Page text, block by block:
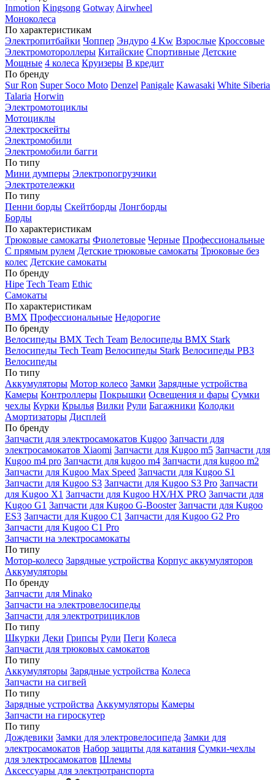
Inmotion Kingsong Gotway Airwheel
Моноколеса
По характеристикам
Электропитбайки Чоппер Эндуро 4 Kw Взрослые Кроссовые
Электромотороллеры Китайские Спортивные Детские
Мощные 4 колеса Круизеры В кредит
По бренду
Sur Ron Super Soco Moto Denzel Panigale Kawasaki White Siberia
Talaria Horwin
Электромотоциклы
Мотоциклы
Электроскейты
Электромобили
Электромобили багги
По типу
Мини думперы Электропогрузчики
Электротележки
По типу
Пенни борды Скейтборды Лонгборды
Борды
По характеристикам
Трюковые самокаты Фиолетовые Черные Профессиональные
С прямым рулем Детские трюковые самокаты Трюковые без
колес Детские самокаты
По бренду
Hipe Tech Team Ethic
Самокаты
По характеристикам
BMX Профессиональные Недорогие
По бренду
Велосипеды BMX Tech Team Велосипеды BMX Stark
Велосипеды Tech Team Велосипеды Stark Велосипеды РВЗ
Велосипеды
По типу
Аккумуляторы Мотор колесо Замки Зарядные устройства
Камеры Контроллеры Покрышки Освещения и фары Сумки
чехлы Курки Крылья Вилки Рули Багажники Колодки
Амортизаторы Дисплей
По бренду
Запчасти для электросамокатов Kugoo Запчасти для
электросамокатов Xiaomi Запчасти для Kugoo m5 Запчасти для
Кugoo m4 pro Запчасти для kugoo m4 Запчасти для kugoo m2
Запчасти для Kugoo Max Speed Запчасти для Kugoo S1
Запчасти для Kugoo S3 Запчасти для Kugoo S3 Pro Запчасти
для Kugoo X1 Запчасти для Kugoo HX/HX PRO Запчасти для
Kugoo G1 Запчасти для Kugoo G-Booster Запчасти для Kugoo
ES3 Запчасти для Kugoo C1 Запчасти для Kugoo G2 Pro
Запчасти для Kugoo C1 Pro
Запчасти на электросамокаты
По типу
Мотор-колесо Зарядные устройства Корпус аккумуляторов
Аккумуляторы
По бренду
Запчасти для Minako
Запчасти на электровелосипеды
Запчасти для электротрициклов
По типу
Шкурки Деки Грипсы Рули Пеги Колеса
Запчасти для трюковых самокатов
По типу
Аккумуляторы Зарядные устройства Колеса
Запчасти на сигвей
По типу
Зарядные устройства Аккумуляторы Камеры
Запчасти на гироскутер
По типу
Дождевики Замки для электровелосипеда Замки для
электросамокатов Набор защиты для катания Сумки-чехлы
для электросамокатов Шлемы
Аксессуары для электротранспорта